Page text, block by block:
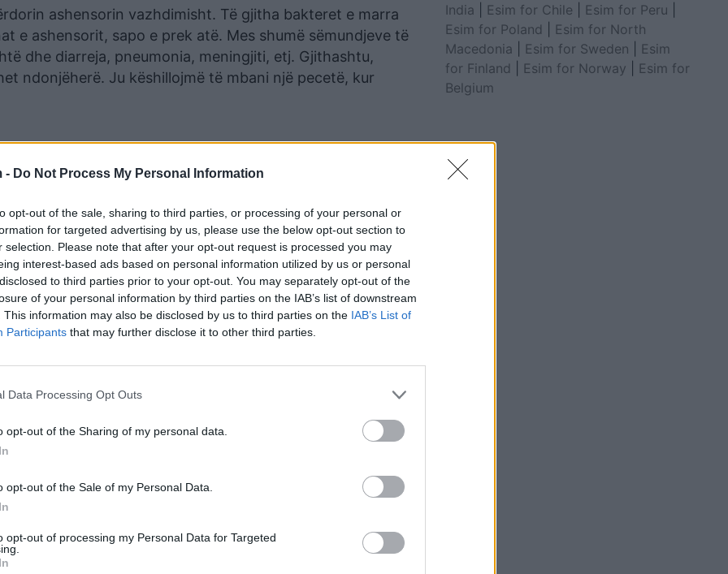
- Do Not Process My Personal Information
opt-out of the sale, sharing to third parties, or processing of your personal or
for targeted advertising by us, please use the below opt-out section to
selection. Please note that after your opt-out request is processed you may
interest-based ads based on personal information utilized by us or personal
to third parties prior to your opt-out. You may separately opt-out of the
of your personal information by third parties on the IAB’s list of downstream
This information may also be disclosed by us to third parties on the IAB’s List of
Participants that may further disclose it to other third parties.
Data Processing Opt Outs
opt-out of the Sharing of my personal data.
opt-out of the Sale of my Personal Data.
opt-out of processing my Personal Data for Targeted
ashensorin vazhdimisht. Të gjitha bakteret e marra
e ashensorit, sapo e prek atë. Mes shumë sëmundjeve të
dhe diarreja, pneumonia, meningjiti, etj. Gjithashtu,
ndonjëherë. Ju këshillojmë të mbani një pecetë, kur
e pritjes, dhe bakteret e mikrobet, aty, janë të shumta.
janë të një niveli të rrezikshëm, që mund të shkaktojnë
nëse keni.
shpesh, dhe normalisht janë të mbushura me mikrobe
përdorimin e telefonit të spitalit.
zakonisht të kontaminuara me materiale fekale dhe
India
Esim for Chile Esim for Peru
Esim for Poland
Esim for North
Macedonia
Esim for Sweden
Esim
for Finland
Esim for Norway
Esim for
Belgium